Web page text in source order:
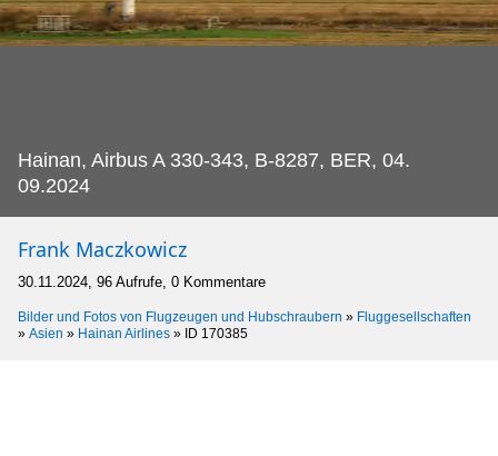
Hainan, Airbus A 330-343, B-8287, BER, 04.
09.2024
Frank Maczkowicz
30.11.2024, 96 Aufrufe, 0 Kommentare
Bilder und Fotos von Flugzeugen und Hubschraubern » Fluggesellschaften
» Asien » Hainan Airlines » ID 170385